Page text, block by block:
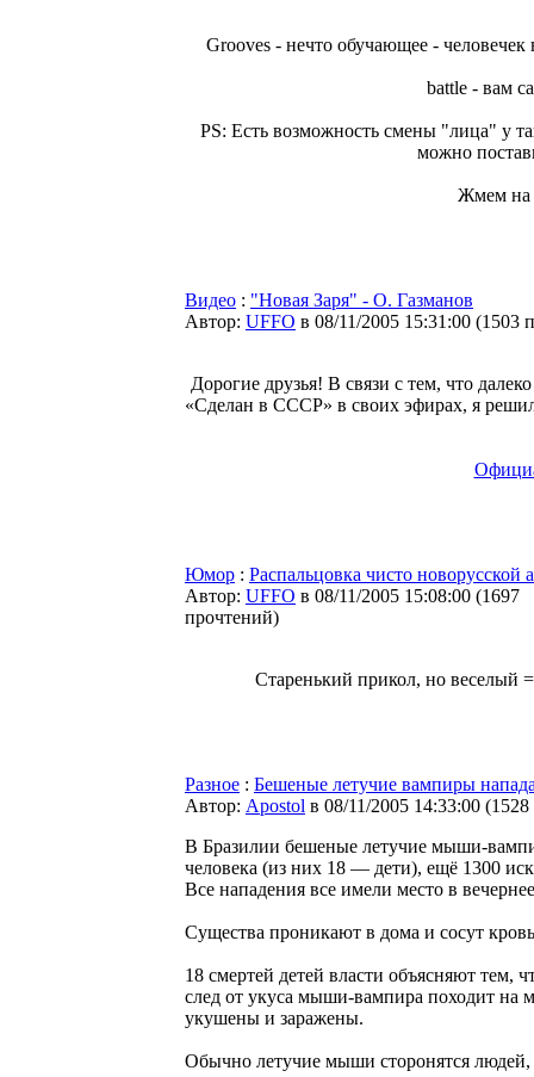
Grooves - нечто обучающее -
battle - вам
PS: Есть возможность смены "лица" у
можно
Жмем на
Видео : "Новая Заря" - О. Газманов
Автор: UFFO в 08/11/2005 15:31:00 (1503
Дорогие друзья! В связи с тем, что
«Сделан в СССР» в своих эфирах, я
Юмор : Распальцовка чисто новорусской
Автор: UFFO в 08/11/2005 15:08:00 (1697
прочтений)
Старенький прикол, но веселый
Разное : Бешеные летучие вампиры
Автор: Apostol в 08/11/2005 14:33:00 (
В Бразилии бешеные летучие мыши-
человека (из них 18 — дети), ещё 1300
Все нападения все имели место в
Существа проникают в дома и сосут
18 смертей детей власти объясняют
след от укуса мыши-вампира походит на
укушены и заражены.
Обычно летучие мыши сторонятся людей,